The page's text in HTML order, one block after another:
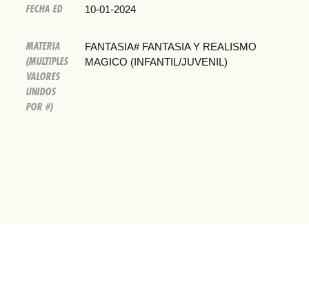
FECHA ED 10-01-2024
MATERIA
(MULTIPLES
VALORES
UNIDOS
POR #)
FANTASIA# FANTASIA Y REALISMO
MAGICO (INFANTIL/JUVENIL)